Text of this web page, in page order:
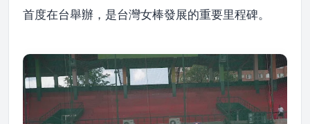
首度在台舉辦，是台灣女棒發展的重要里程碑。